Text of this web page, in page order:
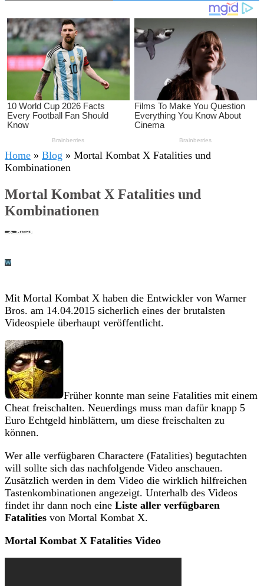
Home » Blog » Mortal Kombat X Fatalities und
Kombinationen
Mortal Kombat X Fatalities und
Kombinationen
Mit Mortal Kombat X haben die Entwickler von Warner
Bros. am 14.04.2015 sicherlich eines der brutalsten
Videospiele überhaupt veröffentlicht.
Früher konnte man seine Fatalities mit einem
Cheat freischalten. Neuerdings muss man dafür knapp 5
Euro Echtgeld hinblättern, um diese freischalten zu
können.
Wer alle verfügbaren Charactere (Fatalities) begutachten
will sollte sich das nachfolgende Video anschauen.
Zusätzlich werden in dem Video die wirklich hilfreichen
Tastenkombinationen angezeigt. Unterhalb des Videos
findet ihr dann noch eine Liste aller verfügbaren
Fatalities von Mortal Kombat X.
Mortal Kombat X Fatalities Video